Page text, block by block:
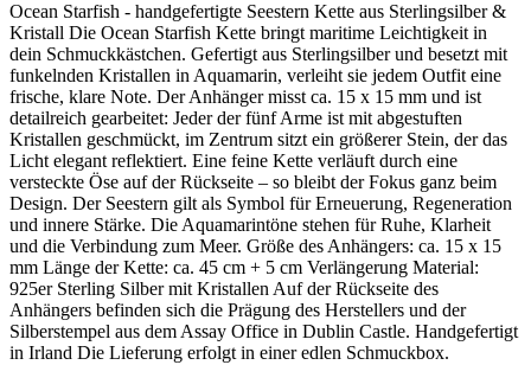
Ocean Starfish - handgefertigte Seestern Kette aus Sterlingsilber &
Kristall Die Ocean Starfish Kette bringt maritime Leichtigkeit in
dein Schmuckkästchen. Gefertigt aus Sterlingsilber und besetzt mit
funkelnden Kristallen in Aquamarin, verleiht sie jedem Outfit eine
frische, klare Note. Der Anhänger misst ca. 15 x 15 mm und ist
detailreich gearbeitet: Jeder der fünf Arme ist mit abgestuften
Kristallen geschmückt, im Zentrum sitzt ein größerer Stein, der das
Licht elegant reflektiert. Eine feine Kette verläuft durch eine
versteckte Öse auf der Rückseite – so bleibt der Fokus ganz beim
Design. Der Seestern gilt als Symbol für Erneuerung, Regeneration
und innere Stärke. Die Aquamarintöne stehen für Ruhe, Klarheit
und die Verbindung zum Meer. Größe des Anhängers: ca. 15 x 15
mm Länge der Kette: ca. 45 cm + 5 cm Verlängerung Material:
925er Sterling Silber mit Kristallen Auf der Rückseite des
Anhängers befinden sich die Prägung des Herstellers und der
Silberstempel aus dem Assay Office in Dublin Castle. Handgefertigt
in Irland Die Lieferung erfolgt in einer edlen Schmuckbox.